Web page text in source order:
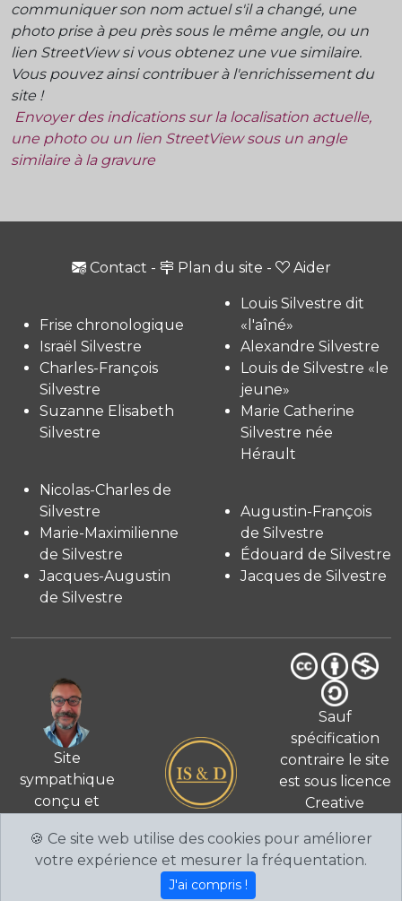
communiquer son nom actuel s'il a changé, une
photo prise à peu près sous le même angle, ou un
lien StreetView si vous obtenez une vue similaire.
Vous pouvez ainsi contribuer à l'enrichissement du
site !
Envoyer des indications sur la localisation actuelle,
une photo ou un lien StreetView sous un angle
similaire à la gravure
Contact - Plan du site - Aider
Frise chronologique
Israël Silvestre
Charles-François
Silvestre
Suzanne Elisabeth
Silvestre
Louis Silvestre dit
«l'aîné»
Alexandre Silvestre
Louis de Silvestre «le
jeune»
Marie Catherine
Silvestre née
Hérault
Nicolas-Charles de
Silvestre
Marie-Maximilienne
de Silvestre
Jacques-Augustin
de Silvestre
Augustin-François
de Silvestre
Édouard de Silvestre
Jacques de Silvestre
Site
sympathique
conçu et
par Fabien de
Silvestre
© 2026
Sauf
spécification
contraire le site
est sous licence
Creative
International
CC BY-NC-
🍪 Ce site web utilise des cookies pour améliorer
votre expérience et mesurer la fréquentation.
J'ai compris !